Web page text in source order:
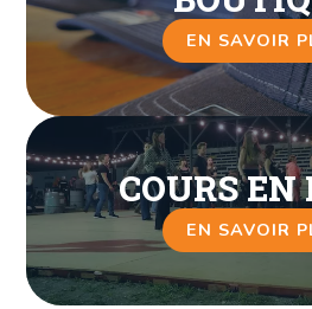
EN SAVOIR
COURS EN
EN SAVOIR